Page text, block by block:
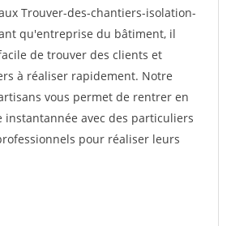
Trouver-des-chantiers-isolation-
qu'entreprise du bâtiment, il
de trouver des clients et
à réaliser rapidement. Notre
vous permet de rentrer en
instantannée avec des particuliers
pour réaliser leurs